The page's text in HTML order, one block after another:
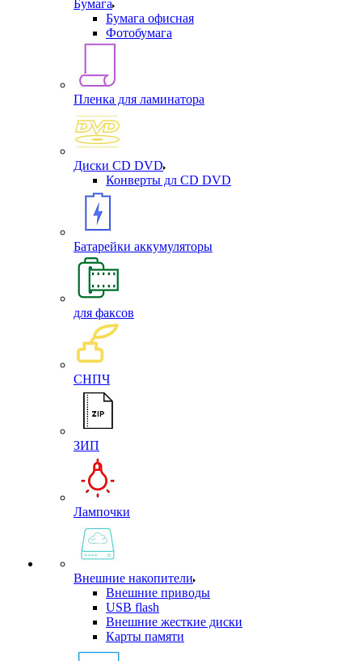
Бумага
Бумага офисная
Фотобумага
Пленка для ламинатора
Диски CD DVD
Конверты дл CD DVD
Батарейки аккумуляторы
для факсов
СНПЧ
ЗИП
Лампочки
Внешние накопители
Внешние приводы
USB flash
Внешние жесткие диски
Карты памяти